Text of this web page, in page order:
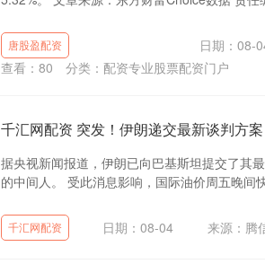
唐股盈配资 日期：08-
查看： 80 分类： 配资专业股票配资门户
千汇网配资 突发！伊朗递交最新谈判方
据央视新闻报道，伊朗已向巴基斯坦提交了其
的中间人。 受此消息影响，国际油价周五晚间
千汇网配资 日期：08-04 来源：腾